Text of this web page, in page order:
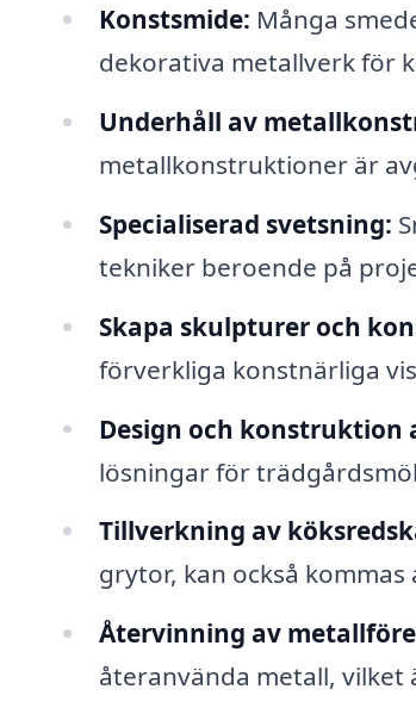
Konstsmide: Många
dekorativa metallverk för
Underhåll av
metallkonstruktioner är
Specialiserad svetsning:
tekniker beroende på
Skapa skulpturer och
förverkliga konstnärliga
Design och konstruktion
lösningar för
Tillverkning av
grytor, kan också
Återvinning av
återanvända metall, vilket